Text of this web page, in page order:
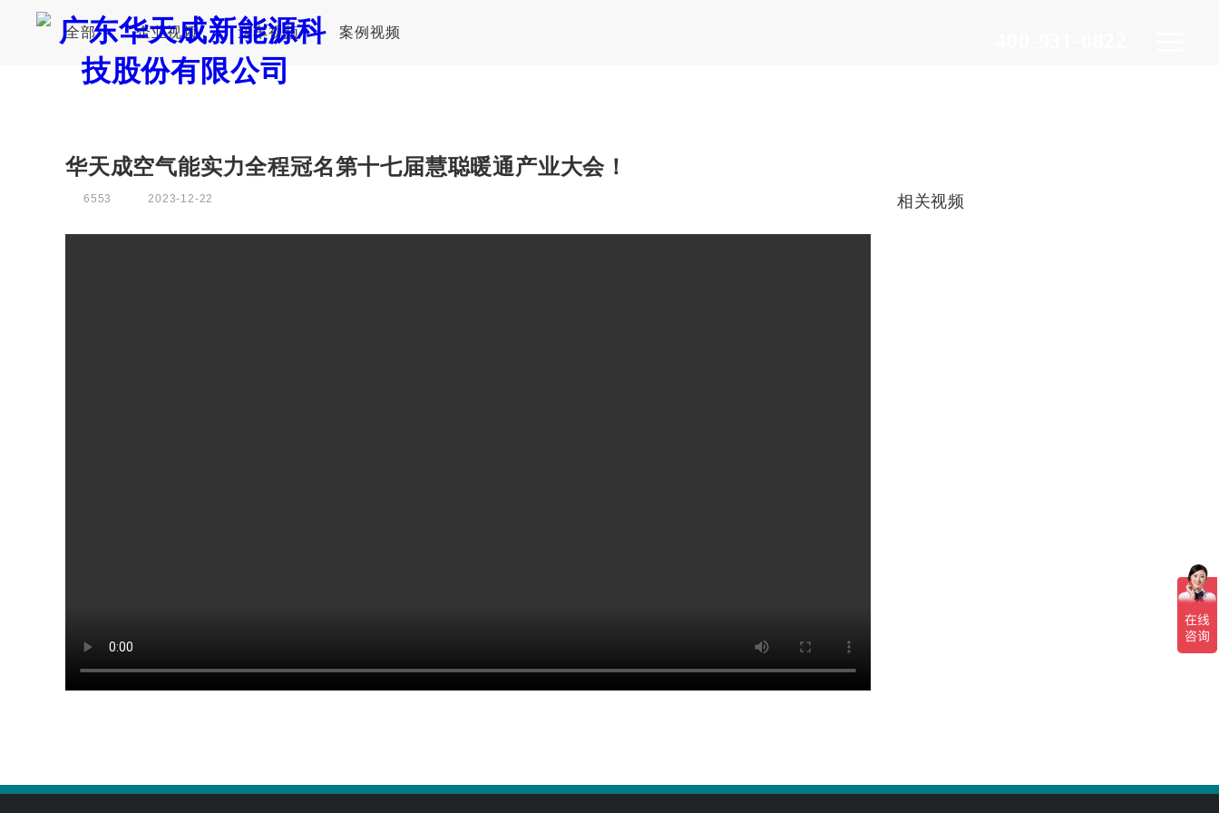
全部 企业视频 送车视频 案例视频
华天成空气能实力全程冠名第十七届慧聪暖通产业大会！
6553 2023-12-22 相关视频